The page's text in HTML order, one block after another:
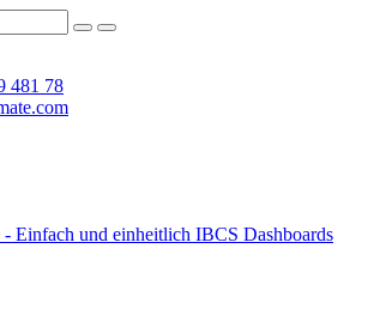
481 78
- Einfach und einheitlich IBCS Dashboards